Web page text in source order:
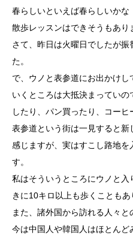
春らしいといえば春らしいかな
散歩レッスンはできそうもあり
さて、昨日は火曜日でしたが
た。
で、ウノと表参道にお出かけし
いくところは大抵決まってい
したり、パン買ったり、コーヒ
表参道という街は一見すると
感じますが、実はすこし路地を
す。
私はそういうところにウノと入
きに10キロ以上も歩くこともあ
また、諸外国から訪れる人々と
今は中国人や韓国人はほとんど